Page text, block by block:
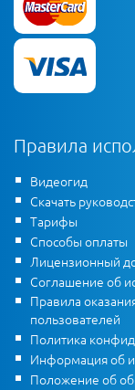
Правила
Видеогид
Скачать
Тарифы
Способы оплаты
Лицензионный
Соглашение об
Правила
пользователей
Политика
Информация об
Положение об